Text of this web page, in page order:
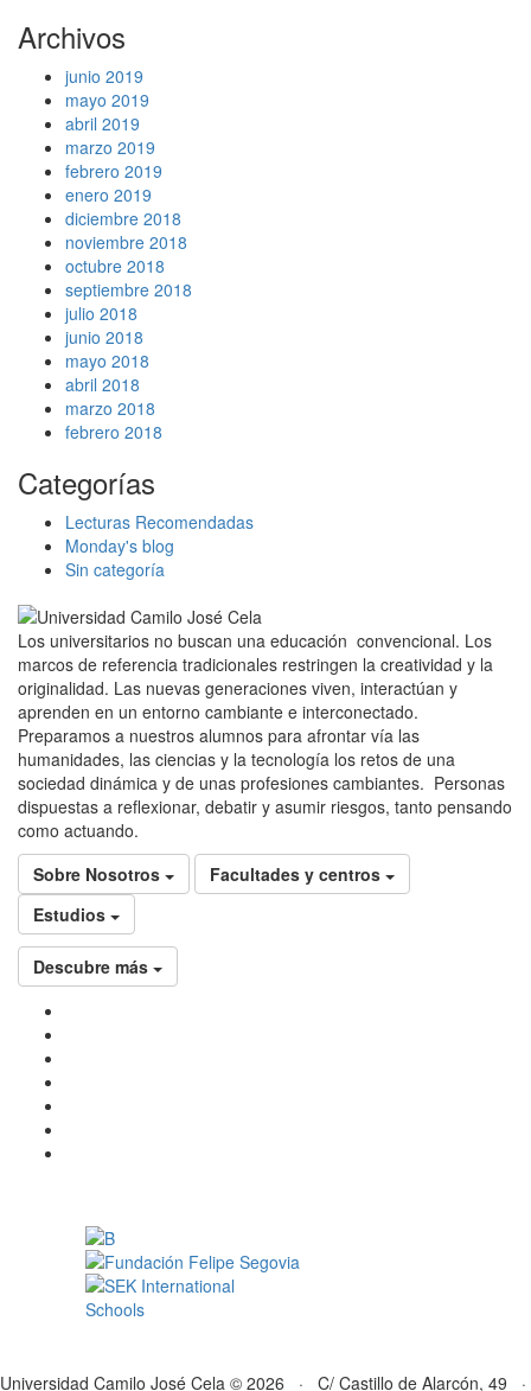
Archivos
junio 2019
mayo 2019
abril 2019
marzo 2019
febrero 2019
enero 2019
diciembre 2018
noviembre 2018
octubre 2018
septiembre 2018
julio 2018
junio 2018
mayo 2018
abril 2018
marzo 2018
febrero 2018
Categorías
Lecturas Recomendadas
Monday's blog
Sin categoría
Los universitarios no buscan una educación convencional. Los
marcos de referencia tradicionales restringen la creatividad y la
originalidad. Las nuevas generaciones viven, interactúan y
aprenden en un entorno cambiante e interconectado.
Preparamos a nuestros alumnos para afrontar vía las
humanidades, las ciencias y la tecnología los retos de una
sociedad dinámica y de unas profesiones cambiantes. Personas
dispuestas a reflexionar, debatir y asumir riesgos, tanto pensando
como actuando.
Sobre Nosotros
Facultades y centros
Estudios
Descubre más
Universidad Camilo José Cela © 2026 · C/ Castillo de Alarcón, 49 ·